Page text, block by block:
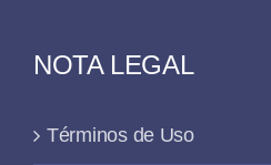
NOTA LEGAL
Términos de Uso